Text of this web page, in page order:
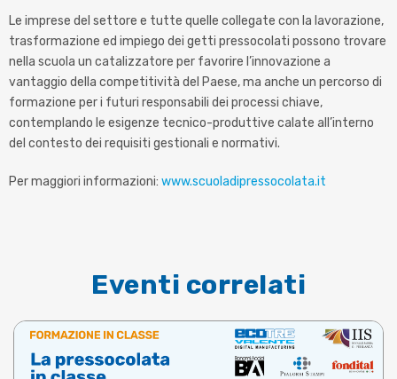
Le imprese del settore e tutte quelle collegate con la lavorazione,
trasformazione ed impiego dei getti pressocolati possono trovare
nella scuola un catalizzatore per favorire l’innovazione a
vantaggio della competitività del Paese, ma anche un percorso di
formazione per i futuri responsabili dei processi chiave,
contemplando le esigenze tecnico-produttive calate all’interno
del contesto dei requisiti gestionali e normativi.
Per maggiori informazioni: www.scuoladipressocolata.it
Eventi correlati